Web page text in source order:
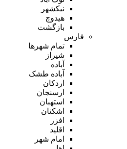
نیکشهر
هیدوچ
بازگشت
فارس
تمام شهر‌ها
شیراز
آباده
آباده طشک
اردکان
ارسنجان
استهبان
اشکنان
افزر
اقلید
امام شهر